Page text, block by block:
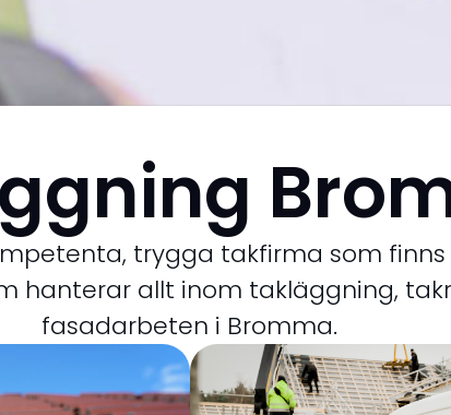
trygga takfirma som
hanterar allt inom takläggning,
fasadarbeten i Bromma.